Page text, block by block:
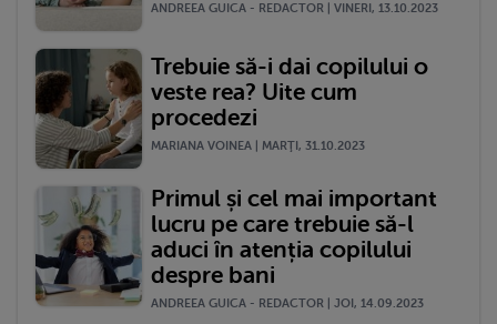
ANDREEA GUICA - REDACTOR | VINERI, 13.10.2023
Trebuie să-i dai copilului o
veste rea? Uite cum
procedezi
MARIANA VOINEA | MARŢI, 31.10.2023
Primul și cel mai important
lucru pe care trebuie să-l
aduci în atenția copilului
despre bani
ANDREEA GUICA - REDACTOR | JOI, 14.09.2023